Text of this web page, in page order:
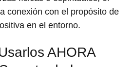
conexión con el propósito de
en el entorno.
AHORA